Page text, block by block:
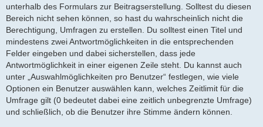
unterhalb des Formulars zur Beitragserstellung. Solltest du diesen
Bereich nicht sehen können, so hast du wahrscheinlich nicht die
Berechtigung, Umfragen zu erstellen. Du solltest einen Titel und
mindestens zwei Antwortmöglichkeiten in die entsprechenden
Felder eingeben und dabei sicherstellen, dass jede
Antwortmöglichkeit in einer eigenen Zeile steht. Du kannst auch
unter „Auswahlmöglichkeiten pro Benutzer“ festlegen, wie viele
Optionen ein Benutzer auswählen kann, welches Zeitlimit für die
Umfrage gilt (0 bedeutet dabei eine zeitlich unbegrenzte Umfrage)
und schließlich, ob die Benutzer ihre Stimme ändern können.